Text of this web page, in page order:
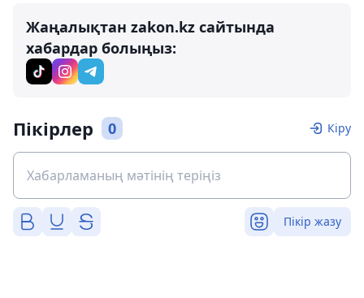
Жаңалықтан zakon.kz сайтында
хабардар болыңыз:
Пікірлер 0 Кіру
Пікір жазу